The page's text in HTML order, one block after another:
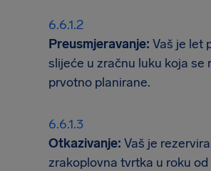
Preusmjeravanje: Vaš je let
slijeće u zračnu luku koja se
prvotno planirane.
Otkazivanje: Vaš je
zrakoplovna tvrtka u roku